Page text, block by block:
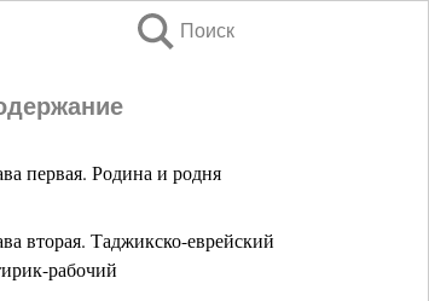
Поиск
первая. Родина и родня
вторая. Таджикско-еврейский
рабочий